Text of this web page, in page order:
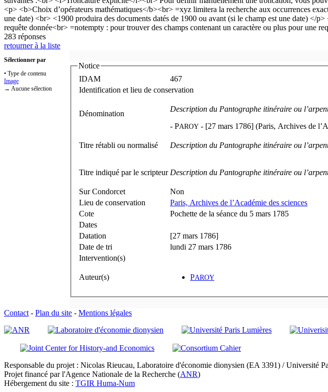
283 réponses
retourner à la liste
Sélectionner par
• Type de contenu
Image
→ Aucune sélection
Notice
IDAM
467
Identification et lieu de conservation
Dénomination
Description du Pantographe itinéraire ou
- PAROY - [27 mars 1786] (Paris, Archives de
Titre rétabli ou normalisé Description du Pantographe itinéraire ou
Titre indiqué par le scripteur Description du Pantographe itinéraire ou
Sur Condorcet
Non
Lieu de conservation
Paris, Archives de l’Académie des sciences
Cote
Pochette de la séance du 5 mars 1785
Dates
Datation
[27 mars 1786]
Date de tri
lundi 27 mars 1786
Intervention(s)
Auteur(s) PAROY
Contact - Plan du site - Mentions légales
Responsable du projet : Nicolas Rieucau, Laboratoire d'économie dionysien (EA 3391) / Université
Projet financé par l'Agence Nationale de la Recherche (ANR)
Hébergement du site : TGIR Huma-Num